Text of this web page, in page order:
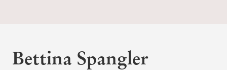
Bettina Spangler